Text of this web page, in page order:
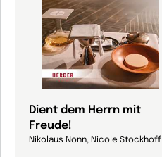
Dient dem Herrn mit
Freude!
Nikolaus Nonn, Nicole Stockhoff